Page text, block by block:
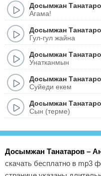
Досымжан
Агама!
Досымжан
Гул-гул жайна
Досымжан
Унатканмын
Досымжан
Суйеди екем
Досымжан
Сын (терме)
Досымжан Танатаров –
скачать бесплатно в mp3